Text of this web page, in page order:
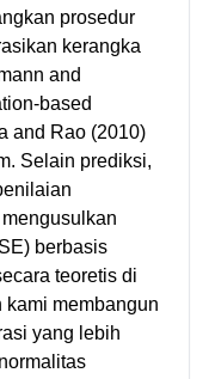
prosedur
kerangka
and
based
and Rao (2010)
Selain prediksi,
berbasis
teoretis di
kami membangun
yang lebih